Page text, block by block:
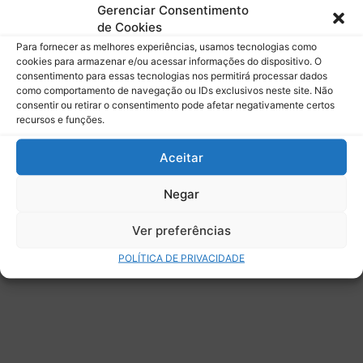
Gerenciar Consentimento
de Cookies
Para fornecer as melhores experiências, usamos tecnologias como
cookies para armazenar e/ou acessar informações do dispositivo. O
consentimento para essas tecnologias nos permitirá processar dados
como comportamento de navegação ou IDs exclusivos neste site. Não
consentir ou retirar o consentimento pode afetar negativamente certos
recursos e funções.
Aceitar
Negar
Ver preferências
POLÍTICA DE PRIVACIDADE
Assinar
Deixe uma resposta